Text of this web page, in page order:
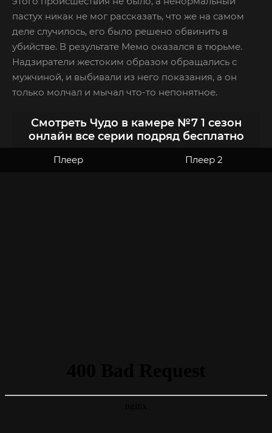
пастух никак не мог рассказать, что же на самом
деле случилось, его было решено обвинить в
убийстве. В результате Мемо оказался в тюрьме.
Надзиратели жестоким образом обращались с
мужчиной, и выбивали из него показания, а он
только молчал и мычал что-то непонятное.
Смотреть Чудо в камере №7 1 сезон
онлайн все серии подряд бесплатно
Плеер Плеер 2